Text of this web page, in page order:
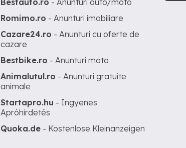
Bestauto.ro - Anunturi auto/moto
Romimo.ro - Anunturi imobiliare
Cazare24.ro - Anunturi cu oferte de
cazare
Bestbike.ro - Anunturi moto
Animalutul.ro - Anunturi gratuite
animale
Startapro.hu - Ingyenes
Apróhirdetés
Quoka.de - Kostenlose Kleinanzeigen